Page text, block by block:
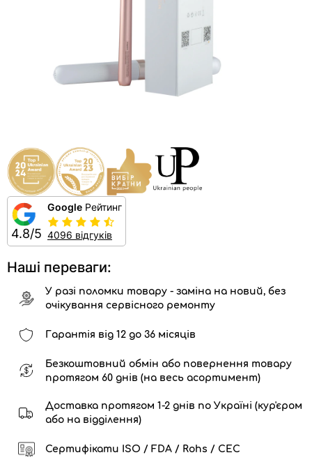
4.8/5
Google Рейтинг
4096 відгуків
Наші переваги:
У разі поломки товару - заміна на новий, без
очікування сервісного ремонту
Гарантія від 12 до 36 місяців
Безкоштовний обмін або повернення товару
протягом 60 днів (на весь асортимент)
Доставка протягом 1-2 днів по Україні (кур'єром
або на відділення)
Сертифікати ISO / FDA / Rohs / CEC